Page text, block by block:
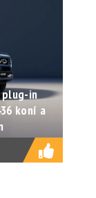
plug-in
koní a